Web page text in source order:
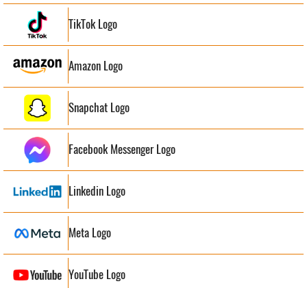
TikTok Logo
Amazon Logo
Snapchat Logo
Facebook Messenger Logo
Linkedin Logo
Meta Logo
YouTube Logo